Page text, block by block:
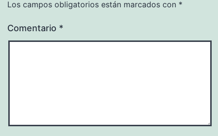
Los campos obligatorios están marcados con *
Comentario *